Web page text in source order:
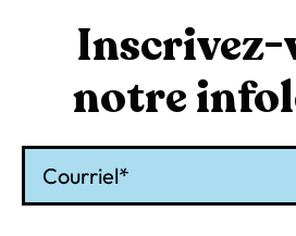
Inscrivez-
notre